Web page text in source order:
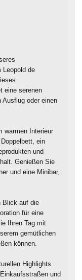
Leopold de
eine serenen
Ausflug oder einen
warmen Interieur
ein
und
Genießen Sie
und eine Minibar,
Blick auf die
für eine
Ihren Tag mit
gemütlichen
können.
Highlights
und